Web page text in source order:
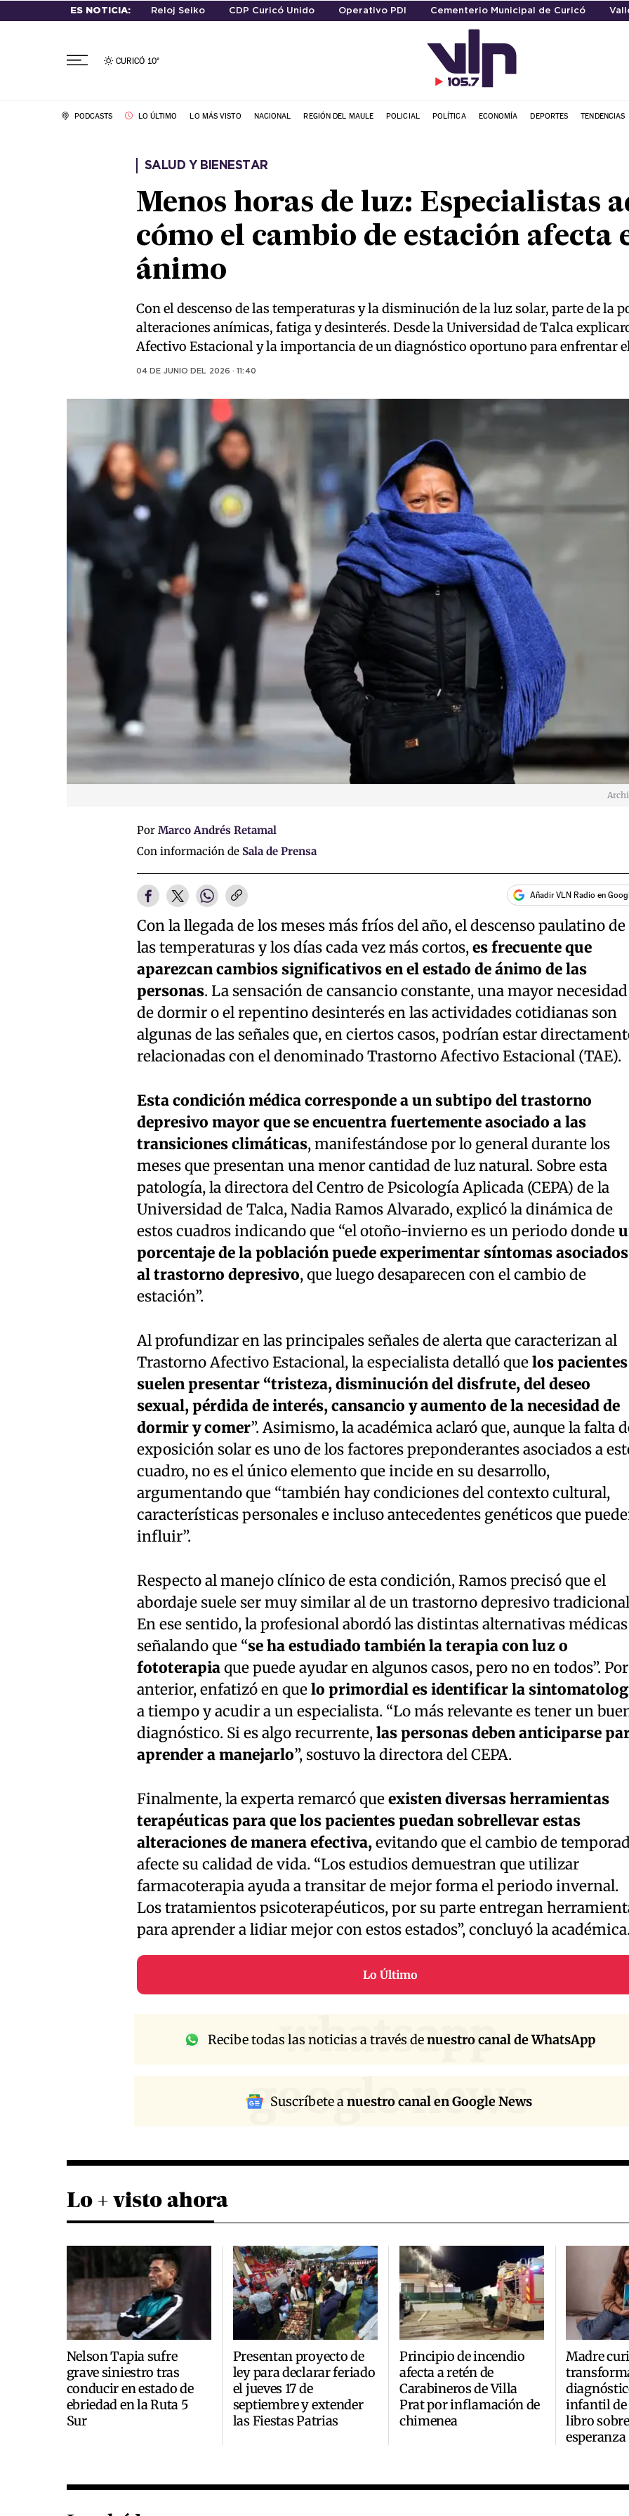
ES NOTICIA: Reloj Seiko CDP Curicó Unido Operativo PDI Cementerio Municipal de Curicó
CURICÓ 10°
PODCASTS LO ÚLTIMO LO MÁS VISTO NACIONAL REGIÓN DEL MAULE POLICIAL POLÍTICA ECONOMÍA DEPORTES TENDENCIAS
SALUD Y BIENESTAR
Menos horas de luz: Especialistas
cómo el cambio de estación afecta
ánimo
Con el descenso de las temperaturas y la disminución de la luz solar, parte de la
alteraciones anímicas, fatiga y desinterés. Desde la Universidad de Talca
Afectivo Estacional y la importancia de un diagnóstico oportuno para enfrentar
04 DE JUNIO DEL 2026 · 11:40
Por Marco Andrés Retamal
Con información de Sala de Prensa
Añadir VLN Radio en
Con la llegada de los meses más fríos del año, el descenso paulatino de
las temperaturas y los días cada vez más cortos,es frecuente que
aparezcan cambios significativos en el estado de ánimo de las
personas. La sensación de cansancio constante, una mayor necesidad
de dormir o el repentino desinterés en las actividades cotidianas son
algunas de las señales que, en ciertos casos, podrían estar
relacionadas con el denominado Trastorno Afectivo Estacional (TAE).
Esta condición médica corresponde a un subtipo del trastorno
depresivo mayor que se encuentra fuertemente asociado a las
transiciones climáticas, manifestándose por lo general durante los
meses que presentan una menor cantidad de luz natural. Sobre esta
patología, la directora del Centro de Psicología Aplicada (CEPA) de la
Universidad de Talca, Nadia Ramos Alvarado, explicó la dinámica de
estos cuadros indicando que “el otoño-invierno es un periodo donde
porcentaje de la población puede experimentar síntomas asociados
al trastorno depresivo, que luego desaparecen con el cambio de
estación”.
Al profundizar en las principales señales de alerta que caracterizan al
Trastorno Afectivo Estacional, la especialista detalló quelos pacientes
suelen presentar “tristeza, disminución del disfrute, del deseo
sexual, pérdida de interés, cansancio y aumento de la necesidad de
dormir y comer”. Asimismo, la académica aclaró que, aunque la falta
exposición solar es uno de los factores preponderantes asociados a
cuadro, no es el único elemento que incide en su desarrollo,
argumentando que “también hay condiciones del contexto cultural,
características personales e incluso antecedentes genéticos que
influir”.
Respecto al manejo clínico de esta condición, Ramos precisó que el
abordaje suele ser muy similar al de un trastorno depresivo
En ese sentido, la profesional abordó las distintas alternativas médicas
señalando que “se ha estudiado también la terapia con luz o
fototerapiaque puede ayudar en algunos casos, pero no en todos”.
anterior, enfatizó en quelo primordial es identificar la
a tiempo y acudir a un especialista. “Lo más relevante es tener un
diagnóstico. Si es algo recurrente,las personas deben anticiparse
aprender a manejarlo”, sostuvo la directora del CEPA.
Finalmente, la experta remarcó queexisten diversas herramientas
terapéuticas para que los pacientes puedan sobrellevar estas
alteraciones de manera efectiva,evitando que el cambio de
afecte su calidad de vida. “Los estudios demuestran que utilizar
farmacoterapia ayuda a transitar de mejor forma el periodo invernal.
Los tratamientos psicoterapéuticos, por su parte entregan
para aprender a lidiar mejor con estos estados”, concluyó la
Lo Último
whatsapp
Recibe todas las noticias a través denuestro canal de WhatsApp
google news
Suscríbete anuestro canal en Google News
Lo + visto ahora
Nelson Tapia sufre
grave siniestro tras
conducir en estado de
ebriedad en la Ruta 5
Sur
Presentan proyecto de
ley para declarar feriado
el jueves 17 de
septiembre y extender
las Fiestas Patrias
Principio de incendio
afecta a retén de
Carabineros de Villa
Prat por inflamación de
chimenea
Madre
infantil de
libro
esperanza